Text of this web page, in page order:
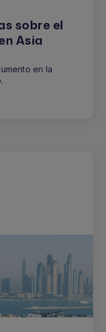
sobre el
Asia
en la